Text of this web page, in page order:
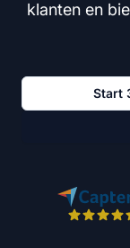
klanten en
Start